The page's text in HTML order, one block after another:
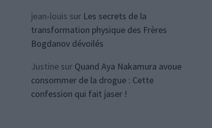
jean-louis sur Les secrets de la
transformation physique des Frères
Bogdanov dévoilés
Justinesur Quand Aya Nakamura avoue
consommer de la drogue : Cette
confession qui fait jaser !